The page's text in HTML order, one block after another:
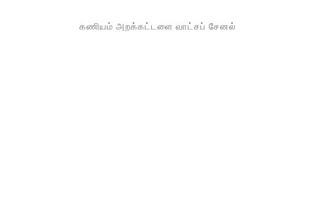
கணியம் அறக்கட்டளை வாட்சப் சேனல்